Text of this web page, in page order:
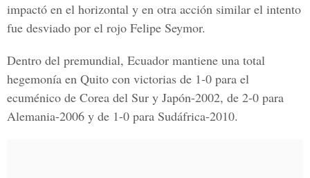
impactó en el horizontal y en otra acción similar el intento
fue desviado por el rojo Felipe Seymor.
Dentro del premundial, Ecuador mantiene una total
hegemonía en Quito con victorias de 1-0 para el
ecuménico de Corea del Sur y Japón-2002, de 2-0 para
Alemania-2006 y de 1-0 para Sudáfrica-2010.